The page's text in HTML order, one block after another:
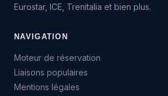
Eurostar, ICE, Trenitalia et bien plus.
NAVIGATION
Moteur de réservation
Liaisons populaires
Mentions légales